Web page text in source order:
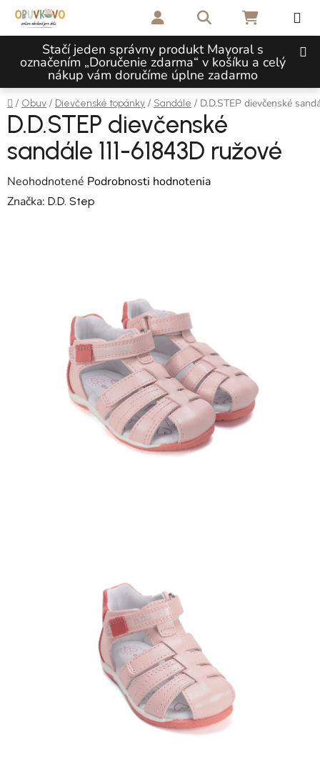
Prejsť na obsah
Stačí jeden správny produkt Mayoral s
označením „Doručenie zdarma“ v košíku a celý
nákup vám doručíme úplne zadarmo
Hľadať NÁKUPNÝ
Domov
/ Obuv / Dievčenské topánky / Sandále / D.D.STEP dievčenské
D.D.STEP dievčenské
sandále 111-61843D ružové
Priemerné hodnotenie produktu je 0,0 z 5 hviezdičiek.
Neohodnotené Podrobnosti hodnotenia
Značka: D.D. Step